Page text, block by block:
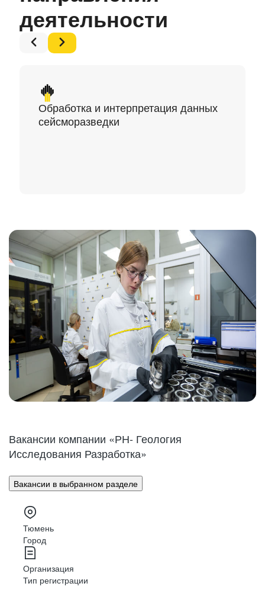
деятельности
Обработка и интерпретация данных
сейсморазведки
Вакансии компании «РН- Геология
Исследования Разработка»
Вакансии в выбранном разделе
Тюмень
Город
Организация
Тип регистрации